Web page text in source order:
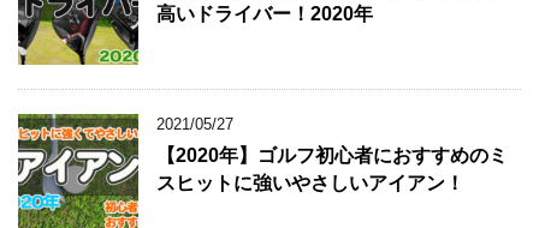
高いドライバー！2020年
2021/05/27
【2020年】ゴルフ初心者におすすめのミ
スヒットに強いやさしいアイアン！